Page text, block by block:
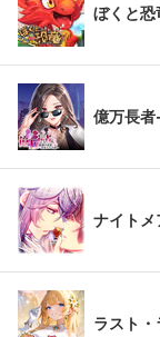
ぼくと恐
億万長
ナイトメ
ラスト・